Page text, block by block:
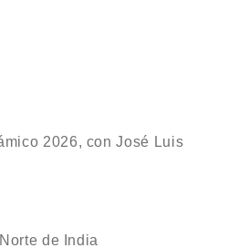
2026, con José Luis
de India